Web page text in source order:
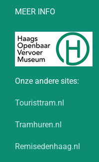
MEER INFO
Onze andere sites:
Touristtram.nl
Tramhuren.nl
Remisedenhaag.nl